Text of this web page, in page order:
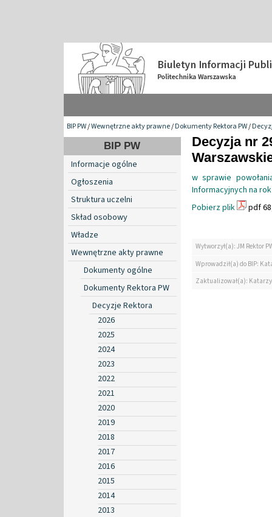
BIP PW/Wewnętrzne akty prawne/Dokumenty Rektora PW/
BIP PW
Informacje ogólne
Ogłoszenia
Struktura uczelni
Skład osobowy
Władze
Wewnętrzne akty prawne
Dokumenty ogólne
Dokumenty Rektora PW
Decyzje Rektora
2026
2025
2024
2023
2022
2021
2020
2019
2018
2017
2016
2015
2014
2013
Decyzja nr
w sprawie
Informacyjnych na
Pobierz plik
pdf
Wytworzył(a): JM Rektor
Wprowadził(a) do BIP:
Zaktualizował(a):